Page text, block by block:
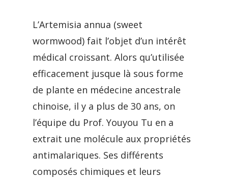
L’Artemisia annua (sweet
wormwood) fait l’objet d’un intérêt
médical croissant. Alors qu’utilisée
efficacement jusque là sous forme
de plante en médecine ancestrale
chinoise, il y a plus de 30 ans, on
l’équipe du Prof. Youyou Tu en a
extrait une molécule aux propriétés
antimalariques. Ses différents
composés chimiques et leurs